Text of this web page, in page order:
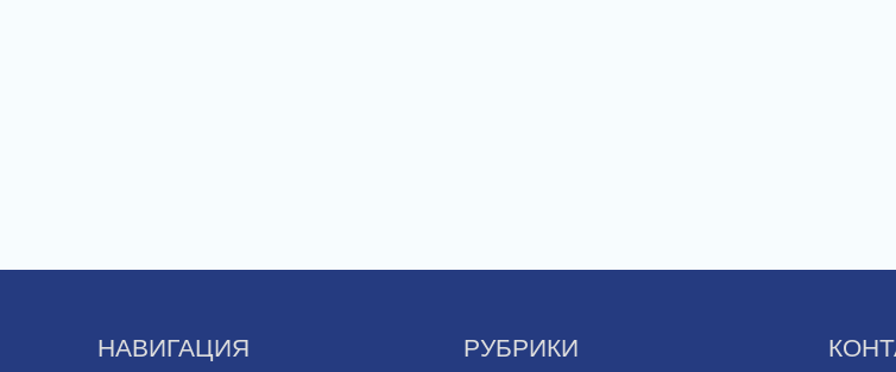
НАВИГАЦИЯ РУБРИКИ